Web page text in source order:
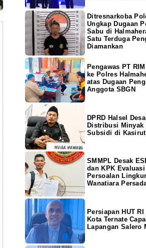
Ditresnarkoba
Ungkap Dugaan
Sabu di
Satu Terduga
Diamankan
Pengawas PT
ke Polres
atas Dugaan
Anggota SBGN
DPRD Halsel
Distribusi Minyak
Subsidi di
SMMPL Desak
dan KPK
Persoalan
Wanatiara
Persiapan HUT
Kota Ternate
Lapangan Salero